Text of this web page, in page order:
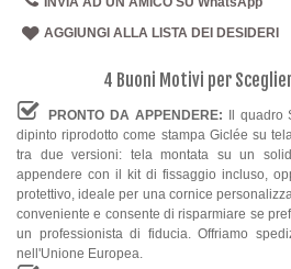
AGGIUNGI ALLA LISTA DEI DESIDERI
4 Buoni Motivi per
PRONTO DA APPENDERE: Il quadro
dipinto riprodotto come stampa Giclée su
tra due versioni: tela montata su un
appendere con il kit di fissaggio incluso,
protettivo, ideale per una cornice
conveniente e consente di risparmiare se
un professionista di fiducia. Offriamo
nell'Unione Europea.